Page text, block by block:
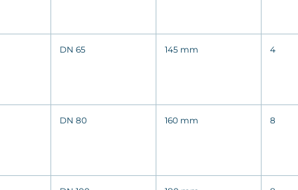
DN 65 145 mm 4
DN 80 160 mm 8